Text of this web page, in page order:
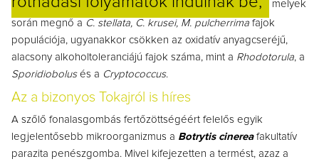
melyek
során megnő a C. stellata, C. krusei, M. pulcherrima fajok
populációja, ugyanakkor csökken az oxidatív anyagcseréjű,
alacsony alkoholtoleranciájú fajok száma, mint a Rhodotorula, a
Sporidiobolusés a Cryptococcus.
Az a bizonyos Tokajról is híres
A szőlő fonalasgombás fertőzöttségéért felelős egyik
legjelentősebb mikroorganizmus a Botrytis cinereafakultatív
parazita penészgomba. Mivel kifejezetten a termést, azaz a